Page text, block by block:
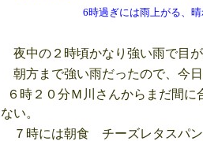
6時過ぎには雨上がる、晴れ間
夜中の２時頃かなり強い雨で目
朝方まで強い雨だったので、今日
６時２０分Ｍ川さんからまだ間
ない。
７時には朝食 チーズレタスパン